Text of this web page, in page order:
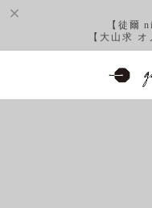
【徒爾
【大山求